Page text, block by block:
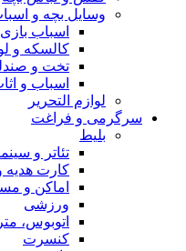
وسایل بچه و
اسباب بازی
کالسکه و
تخت و
اسباب و
لوازم التحریر
سرگرمی و فراغت
بلیط
تئاتر و
کارت هدیه
اماکن و
ورزشی
اتوبوس،
کنسرت